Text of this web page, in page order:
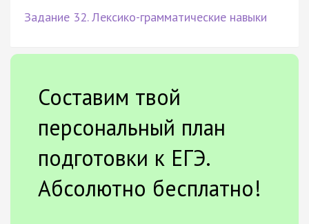
Задание 32. Лексико-грамматические навыки
Составим твой
персональный план
подготовки к ЕГЭ.
Абсолютно бесплатно!